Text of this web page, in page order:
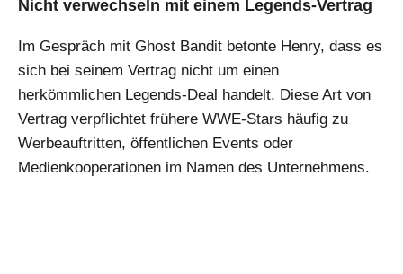
Nicht verwechseln mit einem Legends-Vertrag
Im Gespräch mit Ghost Bandit betonte Henry, dass es
sich bei seinem Vertrag nicht um einen
herkömmlichen Legends-Deal handelt. Diese Art von
Vertrag verpflichtet frühere WWE-Stars häufig zu
Werbeauftritten, öffentlichen Events oder
Medienkooperationen im Namen des Unternehmens.